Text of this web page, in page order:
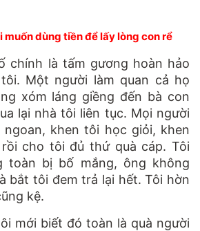
muốn dùng tiền để lấy lòng con rể
chính là tấm gương hoàn hảo
Một người làm quan cả họ
xóm láng giềng đến bà con
lại nhà tôi liên tục. Mọi người
khen tôi học giỏi, khen
cho tôi đủ thứ quà cáp. Tôi
toàn bị bố mắng, ông không
bắt tôi đem trả lại hết. Tôi hờn
kệ.
mới biết đó toàn là quà người